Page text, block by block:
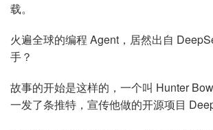
载。
火遍全球的编程 Agent，居然出自
手？
故事的开始是这样的，一个叫 Hunter
一发了条推特，宣传他做的开源项目